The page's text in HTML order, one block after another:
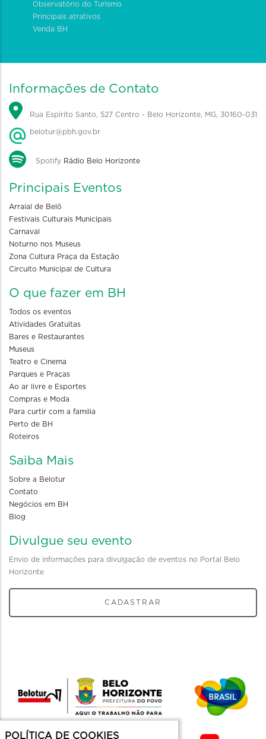
Observatório do Turismo
Principais atrativos
Venda BH
Informações de Contato
Rua Espírito Santo, 527 Centro - Belo Horizonte, MG, 30160-031
belotur@pbh.gov.br
Spotify Rádio Belo Horizonte
Principais Eventos
Arraial de Belô
Festivais Culturais Municipais
Carnaval
Noturno nos Museus
Zona Cultura Praça da Estação
Circuito Municipal de Cultura
O que fazer em BH
Todos os eventos
Atividades Gratuitas
Bares e Restaurantes
Museus
Teatro e Cinema
Parques e Praças
Ao ar livre e Esportes
Compras e Moda
Para curtir com a familia
Perto de BH
Roteiros
Saiba Mais
Sobre a Belotur
Contato
Negócios em BH
Blog
Divulgue seu evento
Envio de informações para divulgação de eventos no Portal Belo
Horizonte
CADASTRAR
POLÍTICA DE COOKIES